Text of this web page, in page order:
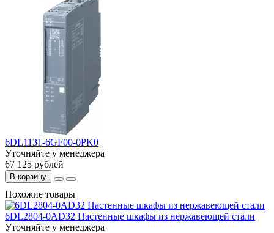
6DL1131-6GF00-0PK0
Уточняйте у менеджера
67 125 рублей
В корзину
Похожие товары
6DL2804-0AD32 Настенные шкафы из нержавеющей стали
Уточняйте у менеджера